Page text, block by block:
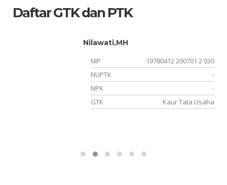
Daftar GTK dan PTK
Nilawati,MH
NIP
19780412 200701 2 030
NUPTK
-
NPK
-
GTK
Kaur Tata Usaha